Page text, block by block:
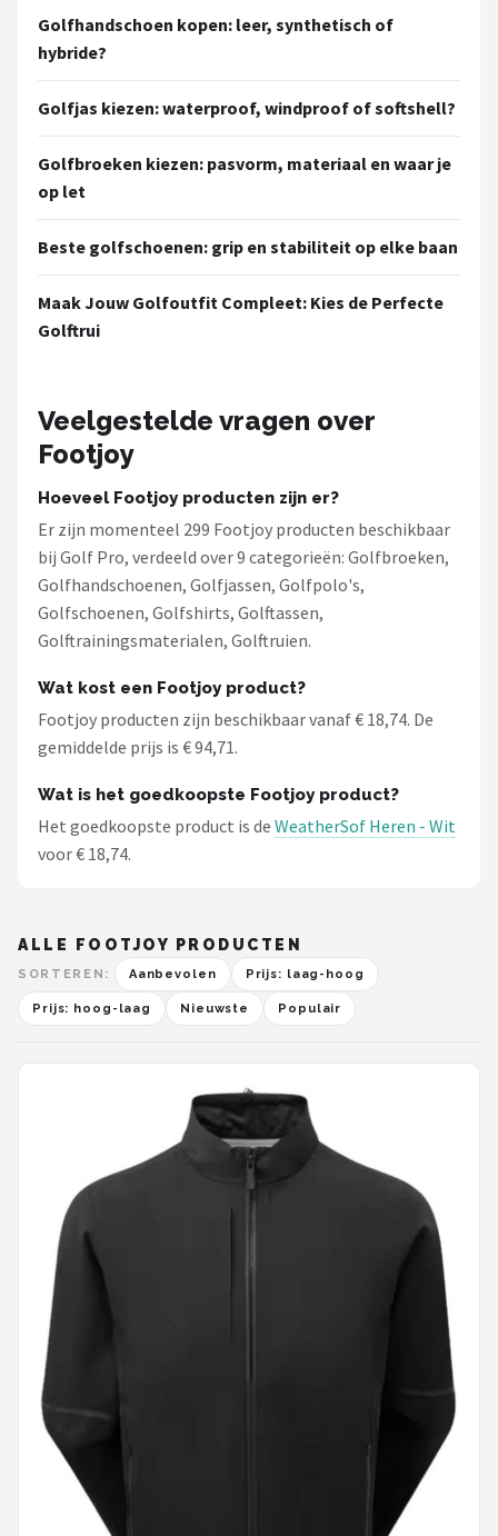
Golfhandschoen kopen: leer, synthetisch of
hybride?
Golfjas kiezen: waterproof, windproof of softshell?
Golfbroeken kiezen: pasvorm, materiaal en waar je
op let
Beste golfschoenen: grip en stabiliteit op elke baan
Maak Jouw Golfoutfit Compleet: Kies de Perfecte
Golftrui
Veelgestelde vragen over
Footjoy
Hoeveel Footjoy producten zijn er?
Er zijn momenteel 299 Footjoy producten beschikbaar
bij Golf Pro, verdeeld over 9 categorieën: Golfbroeken,
Golfhandschoenen, Golfjassen, Golfpolo's,
Golfschoenen, Golfshirts, Golftassen,
Golftrainingsmaterialen, Golftruien.
Wat kost een Footjoy product?
Footjoy producten zijn beschikbaar vanaf € 18,74. De
gemiddelde prijs is € 94,71.
Wat is het goedkoopste Footjoy product?
Het goedkoopste product is de WeatherSof Heren - Wit
voor € 18,74.
ALLE FOOTJOY PRODUCTEN
SORTEREN: Aanbevolen Prijs: laag-hoog
Prijs: hoog-laag Nieuwste Populair